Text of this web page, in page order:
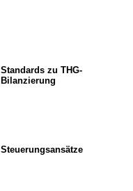
Standards zu THG-
Bilanzierung
Steuerungsansätze